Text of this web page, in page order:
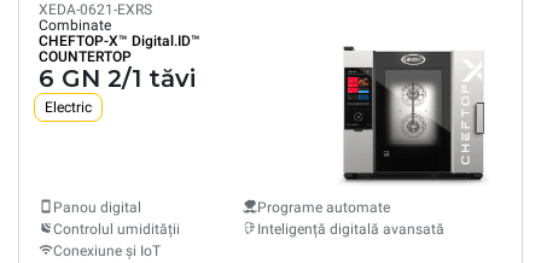
XEDA-0621-EXRS
Combinate
CHEFTOP-X™ Digital.ID™
COUNTERTOP
6 GN 2/1 tăvi
Electric
Panou digital
Controlul umidității
Conexiune și IoT
Programe automate
Inteligență digitală avansată